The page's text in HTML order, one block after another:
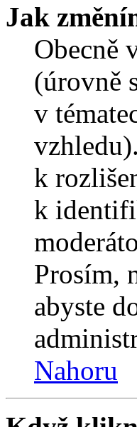
Jak
Obecně
(úrovně
v
k
k
Prosím,
abyste
Nahoru